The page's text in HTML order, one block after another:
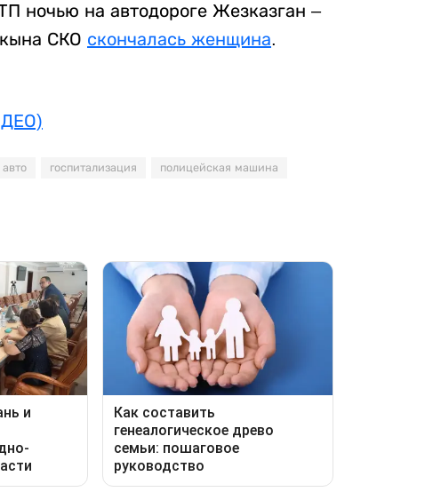
ночью на автодороге Жезказган –
СКО скончалась женщина.
госпитализация полицейская машина